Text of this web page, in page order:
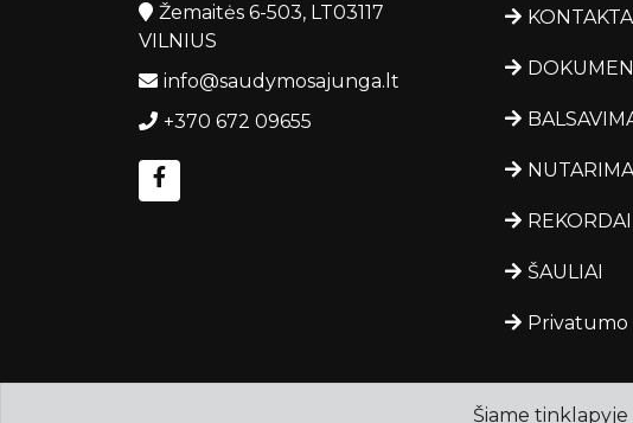
Žemaitės 6-503, LT03117
VILNIUS
info@saudymosajunga.lt
+370 672 09655
REKORDAI
ŠAULIAI
Privatumo
Šiame